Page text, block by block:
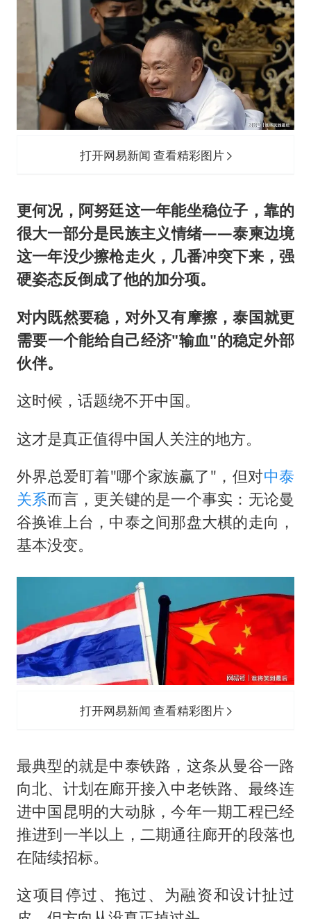
打开网易新闻 查看精彩图片
更何况，阿努廷这一年能坐稳位子，靠的
很大一部分是民族主义情绪——泰柬边境
这一年没少擦枪走火，几番冲突下来，强
硬姿态反倒成了他的加分项。
对内既然要稳，对外又有摩擦，泰国就更
需要一个能给自己经济"输血"的稳定外部
伙伴。
这时候，话题绕不开中国。
这才是真正值得中国人关注的地方。
外界总爱盯着"哪个家族赢了"，但对中泰
关系而言，更关键的是一个事实：无论曼
谷换谁上台，中泰之间那盘大棋的走向，
基本没变。
打开网易新闻 查看精彩图片
最典型的就是中泰铁路，这条从曼谷一路
向北、计划在廊开接入中老铁路、最终连
进中国昆明的大动脉，今年一期工程已经
推进到一半以上，二期通往廊开的段落也
在陆续招标。
这项目停过、拖过、为融资和设计扯过